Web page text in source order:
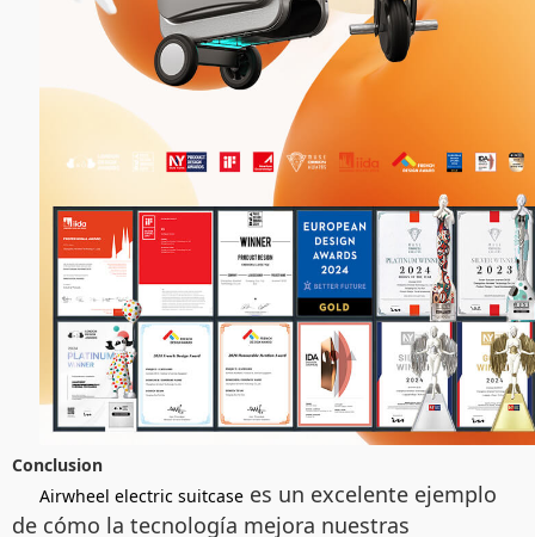
Conclusion
Airwheel electric suitcase es un excelente ejemplo
de cómo la tecnología mejora nuestras